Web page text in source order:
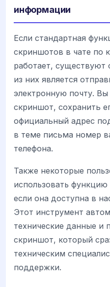
информации
Если стандартная
скриншотов в чате по
работает,
из них является
электронную почту.
скриншот, сохранить
официальный адрес
в теме письма номер
телефона.
Также некоторые
использовать
если она доступна в
Этот инструмент
технические данные и
скриншот, который
техническим
поддержки.